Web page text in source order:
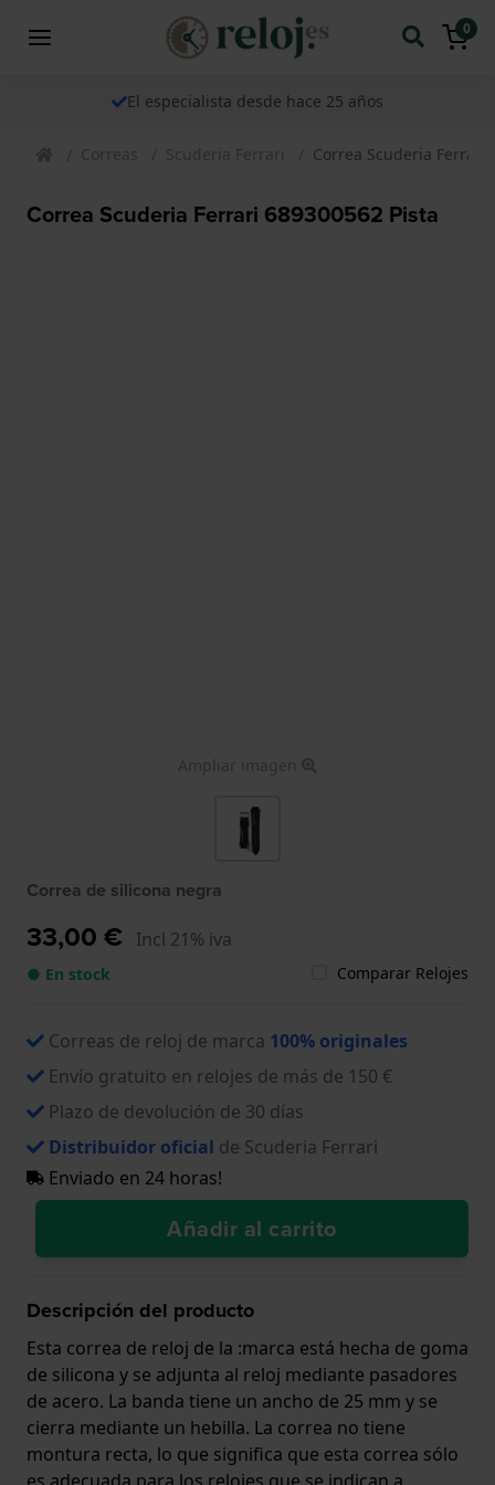
0
El especialista desde hace 25 años
Correas Scuderia Ferrari Correa Scuderia Ferrari
Correa Scuderia Ferrari 689300562 Pista
Ampliar imagen
Correa de silicona negra
33,00 € Incl 21% iva
● En stock Comparar Relojes
Correas de reloj de marca 100% originales
Envío gratuito en relojes de más de 150 €
Plazo de devolución de 30 días
Distribuidor oficial de Scuderia Ferrari
Enviado en 24 horas!
Añadir al carrito
Descripción del producto
Esta correa de reloj de la :marca está hecha de goma
de silicona y se adjunta al reloj mediante pasadores
de acero. La banda tiene un ancho de 25 mm y se
cierra mediante un hebilla. La correa no tiene
montura recta, lo que significa que esta correa sólo